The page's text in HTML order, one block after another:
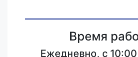
Время
Ежедневно, с